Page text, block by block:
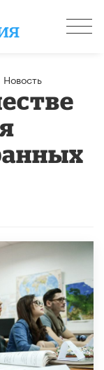
Новость